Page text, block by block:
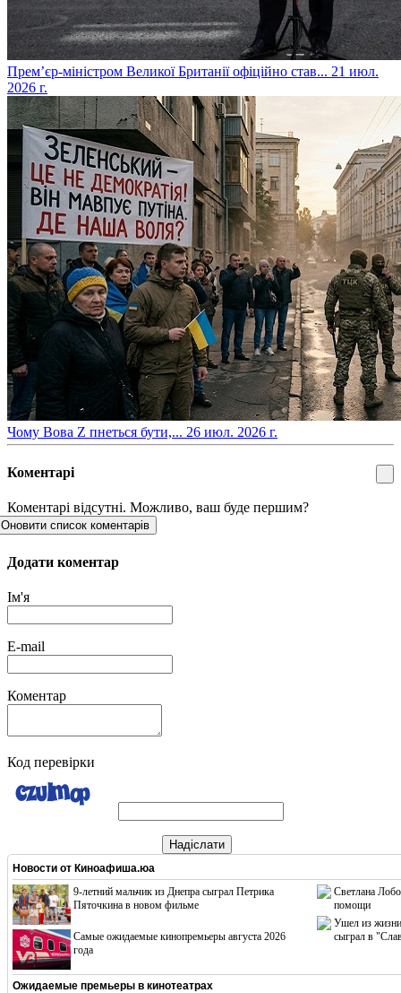
​Прем’єр-міністром Великої Британії офіційно став... 21 июл.
2026 г.
​Чому Вова Z пнеться бути,... 26 июл. 2026 г.
Коментарі
Коментарі відсутні. Можливо, ваш буде першим?
Оновити список коментарів
Додати коментар
Ім'я
E-mail
Коментар
Код перевірки
Надіслати
Новости от Киноафиша.юа
9-летний мальчик из Днепра сыграл Петрика
Пяточкина в новом фильме
Cамые ожидаемые кинопремьеры августа 2026
года
Светлана
помощи
Ушел из жизни
сыграл в
Ожидаемые премьеры в кинотеатрах